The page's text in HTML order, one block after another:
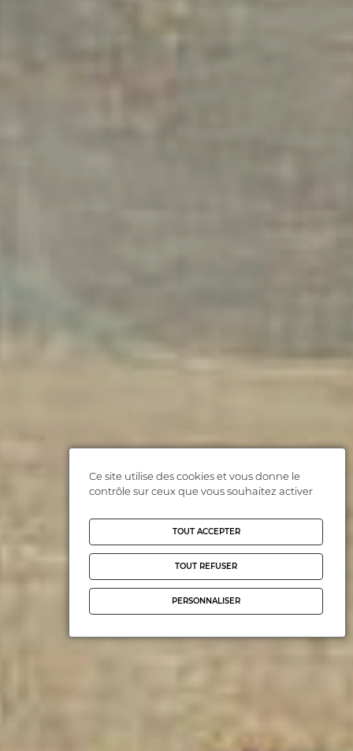
Ce site utilise des cookies et vous donne le
contrôle sur ceux que vous souhaitez activer
TOUT ACCEPTER
TOUT REFUSER
PERSONNALISER